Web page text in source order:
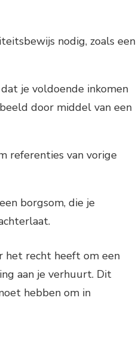
nodig, zoals een
je voldoende inkomen
door middel van een
referenties van vorige
borgsom, die je
het recht heeft om een
aan je verhuurt. Dit
hebben om in